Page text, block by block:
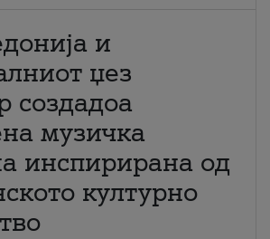
и
џез
создадоа
музичка
инспирирана од
културно